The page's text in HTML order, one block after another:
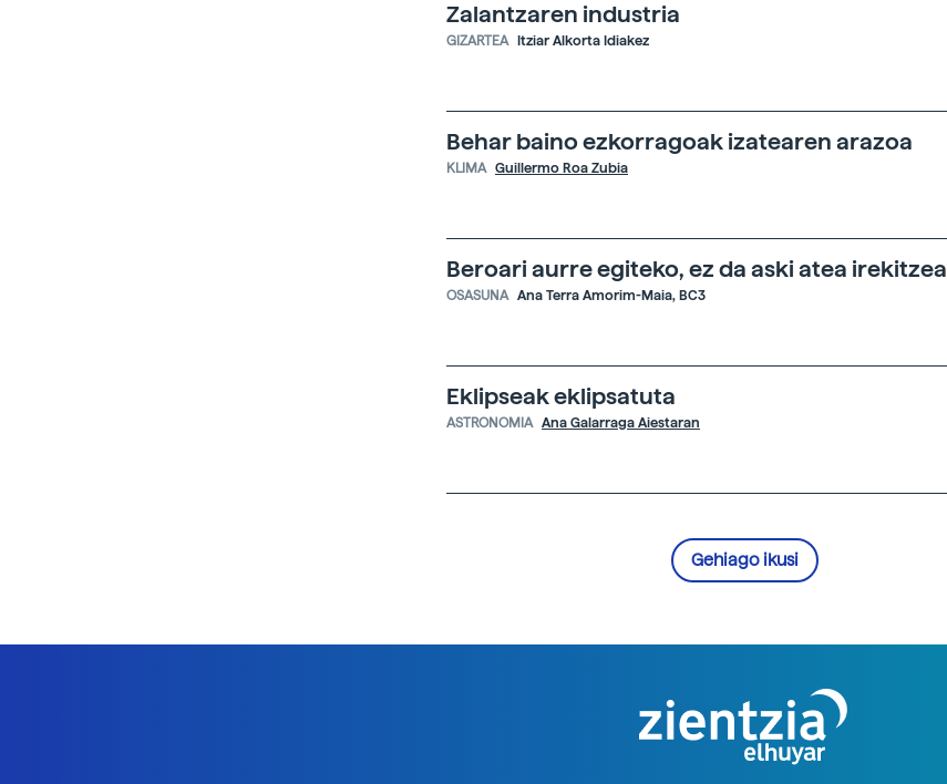
Zalantzaren industria
GIZARTEA Itziar Alkorta Idiakez
Behar baino ezkorragoak izatearen arazoa
KLIMA Guillermo Roa Zubia
Beroari aurre egiteko, ez da aski atea irekitzea
OSASUNA Ana Terra Amorim-Maia, BC3
Eklipseak eklipsatuta
ASTRONOMIA Ana Galarraga Aiestaran
Gehiago ikusi